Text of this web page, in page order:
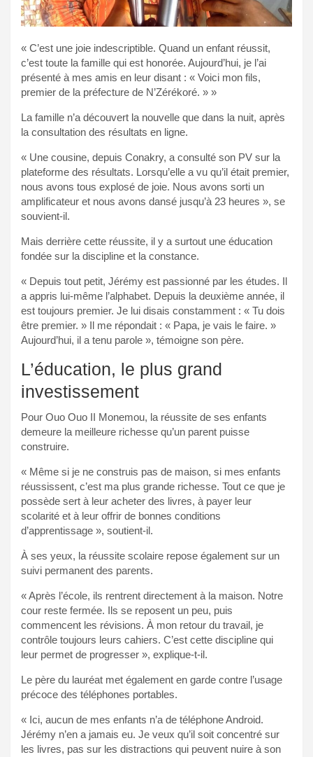
« C’est une joie indescriptible. Quand un enfant réussit,
c’est toute la famille qui est honorée. Aujourd’hui, je l’ai
présenté à mes amis en leur disant : « Voici mon fils,
premier de la préfecture de N’Zérékoré. » »
La famille n’a découvert la nouvelle que dans la nuit, après
la consultation des résultats en ligne.
« Une cousine, depuis Conakry, a consulté son PV sur la
plateforme des résultats. Lorsqu’elle a vu qu’il était premier,
nous avons tous explosé de joie. Nous avons sorti un
amplificateur et nous avons dansé jusqu’à 23 heures », se
souvient-il.
Mais derrière cette réussite, il y a surtout une éducation
fondée sur la discipline et la constance.
« Depuis tout petit, Jérémy est passionné par les études. Il
a appris lui-même l’alphabet. Depuis la deuxième année, il
est toujours premier. Je lui disais constamment : « Tu dois
être premier. » Il me répondait : « Papa, je vais le faire. »
Aujourd’hui, il a tenu parole », témoigne son père.
L’éducation, le plus grand
investissement
Pour Ouo Ouo II Monemou, la réussite de ses enfants
demeure la meilleure richesse qu’un parent puisse
construire.
« Même si je ne construis pas de maison, si mes enfants
réussissent, c’est ma plus grande richesse. Tout ce que je
possède sert à leur acheter des livres, à payer leur
scolarité et à leur offrir de bonnes conditions
d’apprentissage », soutient-il.
À ses yeux, la réussite scolaire repose également sur un
suivi permanent des parents.
« Après l’école, ils rentrent directement à la maison. Notre
cour reste fermée. Ils se reposent un peu, puis
commencent les révisions. À mon retour du travail, je
contrôle toujours leurs cahiers. C’est cette discipline qui
leur permet de progresser », explique-t-il.
Le père du lauréat met également en garde contre l’usage
précoce des téléphones portables.
« Ici, aucun de mes enfants n’a de téléphone Android.
Jérémy n’en a jamais eu. Je veux qu’il soit concentré sur
les livres, pas sur les distractions qui peuvent nuire à son